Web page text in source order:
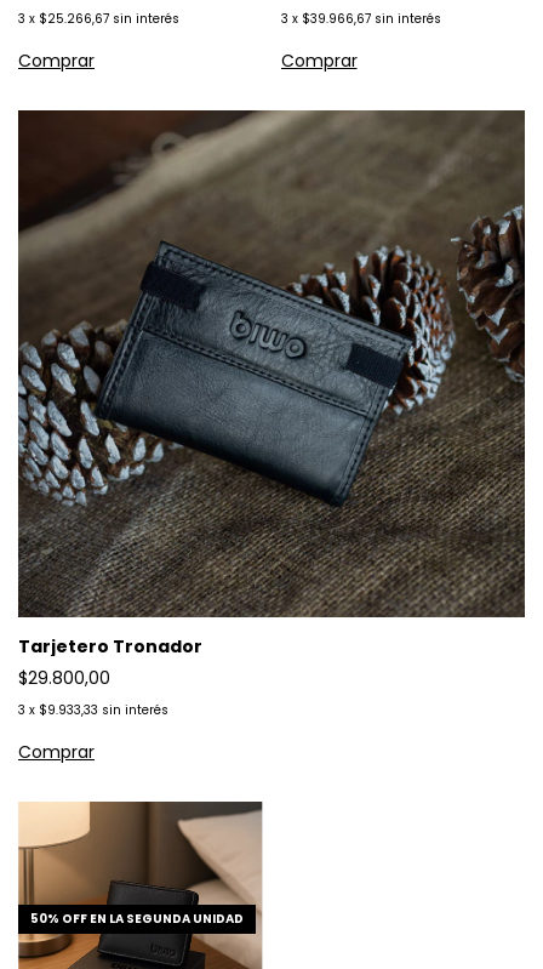
3 x $25.266,67 sin interés 3 x $39.966,67 sin interés
Tarjetero Tronador
$29.800,00
3 x $9.933,33 sin interés
50% OFF EN LA SEGUNDA UNIDAD